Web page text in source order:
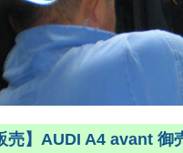
売】AUDI A4 avant 御